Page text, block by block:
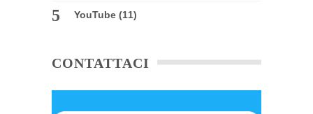
YouTube (11)
CONTATTACI